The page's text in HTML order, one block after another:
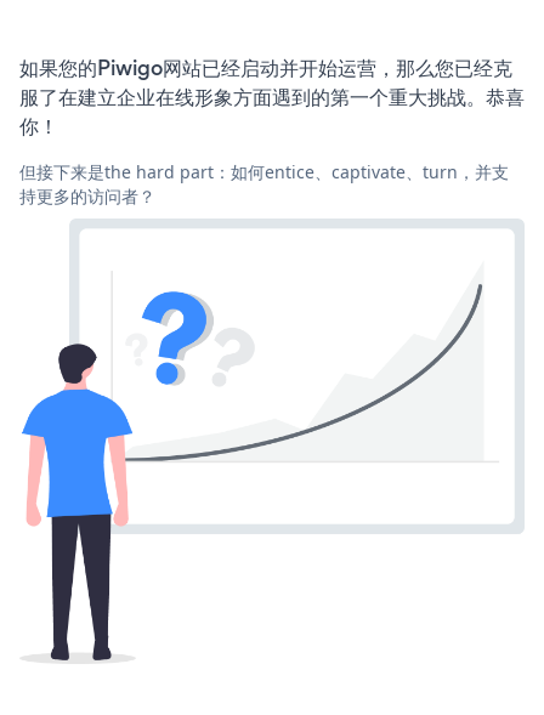
如果您的Piwigo网站已经启动并开始运营，那么您已经克
服了在建立企业在线形象方面遇到的第一个重大挑战。恭喜
你！
但接下来是the hard part：如何entice、captivate、turn，并支
持更多的访问者？